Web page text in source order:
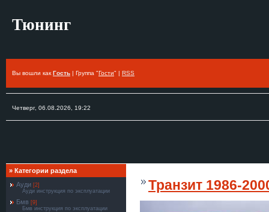
Тюнинг
Вы вошли как Гость | Группа "Гости" | RSS
Четверг, 06.08.2026, 19:22
» Категории раздела
Ауди [2]
Ауди инструкция по эксплуатации
Бмв [9]
Бмв инструкция по эксплуатации
Транзит 1986-